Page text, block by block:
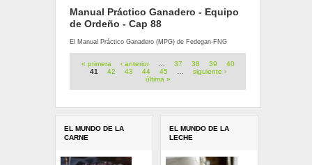
Manual Práctico Ganadero - Equipo
de Ordeño - Cap 88
El Manual Práctico Ganadero (MPG) de Fedegan-FNG
Páginas
« primera ‹ anterior … 37 38 39
40
41
42 43 44 45 …
siguiente ›
última »
EL MUNDO DE LA
CARNE
EL MUNDO DE LA
LECHE